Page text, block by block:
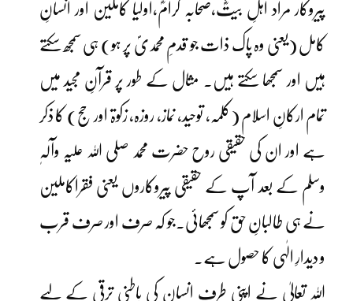
پیروکار مراد اہلِ بیتؓ،صحابہ کرامؓ،اولیا کاملین اور انسانِ
کامل (یعنی وہ پاک ذات جو قدمِ محمدیؐ پر ہو) ہی سمجھ سکتے
ہیں اور سمجھا سکتے ہیں۔ مثال کے طور پر قرآنِ مجید میں
تمام ارکانِ اسلام (کلمہ، توحید، نماز، روزہ، زکوۃ اور حج) کا ذکر
ہے اور ان کی حقیقی روح حضرت محمد صلی اللہ علیہ وآلہٖ
وسلم کے بعد آپ کے حقیقی پیروکاروں یعنی فقراکاملین
نے ہی طالبانِ حق کو سمجھائی۔جو کہ صرف اور صرف قرب
و دیدارِ الٰہی کا حصول ہے۔
اللہ تعالیٰ نے اپنی طرف انسان کی باطنی ترقی کے لیے